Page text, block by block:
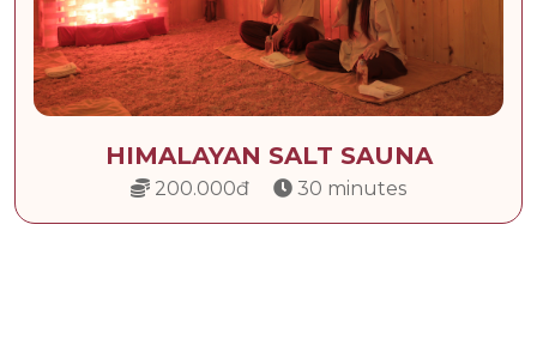
HIMALAYAN SALT SAUNA
200.000đ 30 minutes